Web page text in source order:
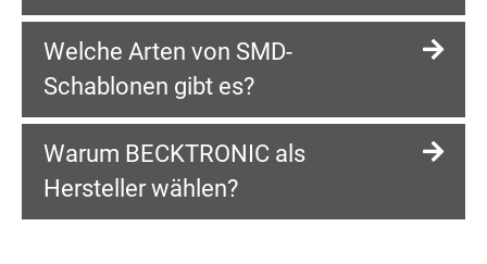
Eine SMD-Schablone dient zur präzisen
Applikation von Lotpaste beim SMT-
Lotpastendruck-
Schablonegenannt.
Welche Arten von SMD-
Schablonen gibt es?
Neben Standardschablonen gibt es
Stufenschablonen,Laserschablonen
Warum BECKTRONIC als
Hersteller wählen?